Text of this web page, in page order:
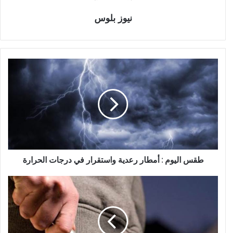
نيوز بلوس
طقس اليوم : أمطار رعدية واستقرار في درجات الحرارة